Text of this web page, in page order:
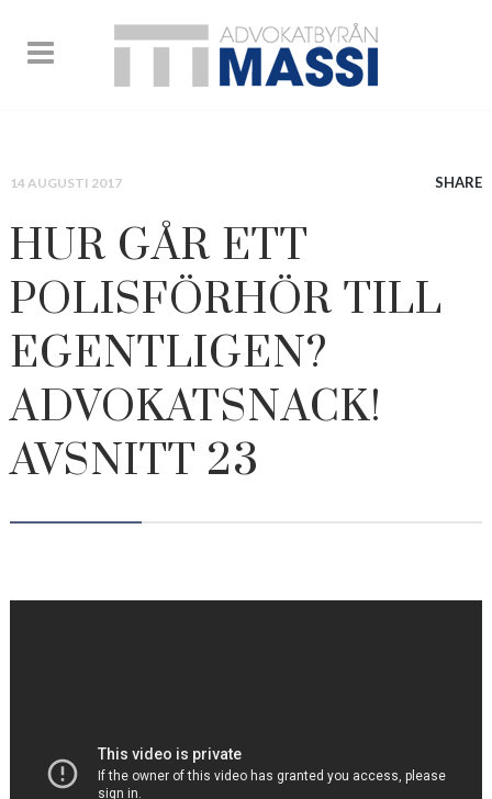
14 AUGUSTI 2017 SHARE
HUR GÅR ETT
POLISFÖRHÖR TILL
EGENTLIGEN?
ADVOKATSNACK!
AVSNITT 23